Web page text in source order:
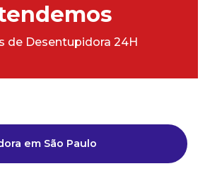
de Desentupidora 24H
em São Paulo